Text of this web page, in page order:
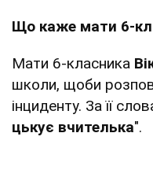
Що каже мати 6-
Мати 6-класника
школи, щоби
інциденту. За її
цькує вчителька".